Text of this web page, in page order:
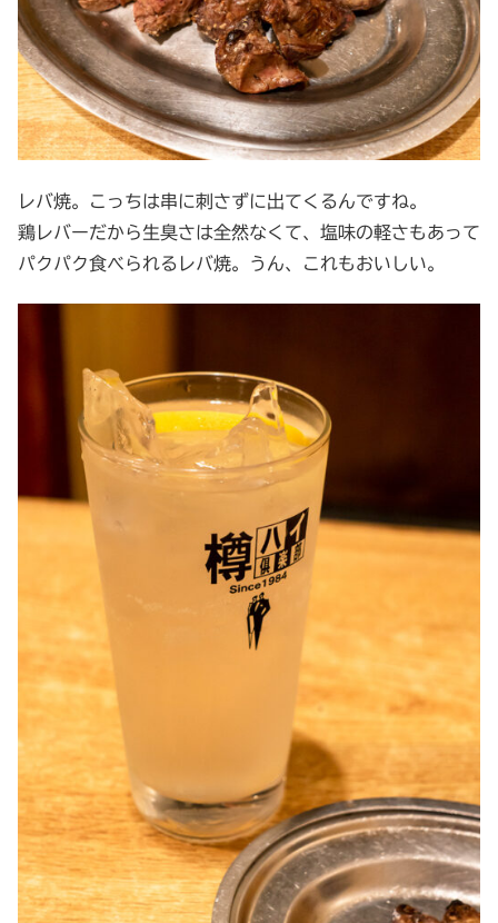
レバ焼。こっちは串に刺さずに出てくるんですね。
鶏レバーだから生臭さは全然なくて、塩味の軽さもあって
パクパク食べられるレバ焼。うん、これもおいしい。